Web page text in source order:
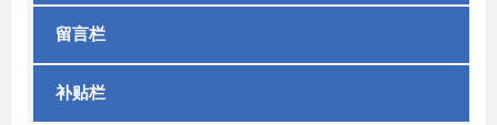
留言栏
补贴栏